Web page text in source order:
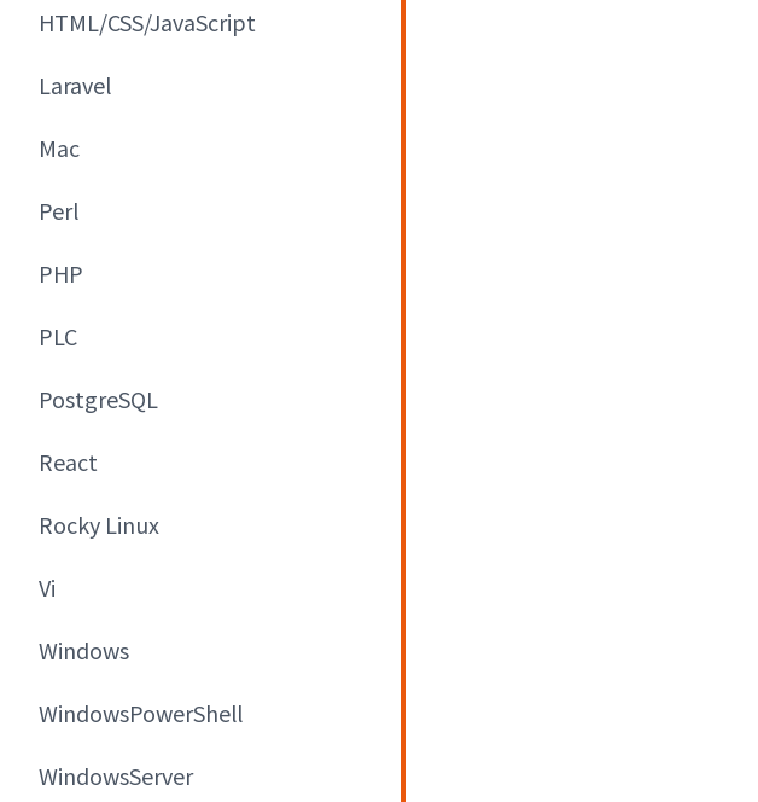
HTML/CSS/JavaScript
Laravel
Mac
Perl
PHP
PLC
PostgreSQL
React
Rocky Linux
Vi
Windows
WindowsPowerShell
WindowsServer